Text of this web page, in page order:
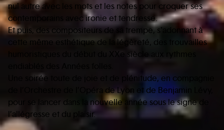
nul autre avec les mots et les notes pour croquer ses
contemporains avec ironie et tendresse.
Et puis, des compositeurs de sa trempe, s'adonnant à
cette même esthétique de la légèreté, des trouvailles
humoristiques du début du XXe siècle aux rythmes
Une soirée toute de joie et de plénitude, en compagnie
de l’Orchestre de l’Opéra de Lyon et de Benjamin Lévy,
pour se lancer dans la nouvelle année sous le signe de
l’allégresse et du plaisir.